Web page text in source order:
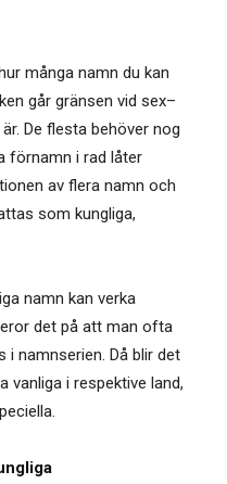
många namn du kan
går gränsen vid sex–
De flesta behöver nog
förnamn i rad låter
av flera namn och
som kungliga,
namn kan verka
det på att man ofta
i namnserien. Då blir det
i respektive land,